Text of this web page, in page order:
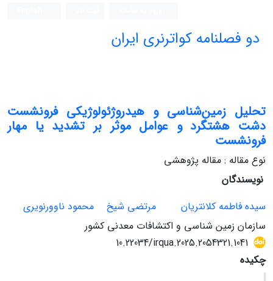
دو فصلنامه کواترنری ایران
تحلیل زمین‌شناسی و هیدروژئولوژیکی فرونشست
دشت هشتگرد و عوامل موثر بر تشدید یا مهار
فرونشست
نوع مقاله : مقاله پژوهشی
نویسندگان
سیده فاطمه کلانتریان
مرتضی شیخ
محمود ناوورنویری
سازمان زمین شناسی و اکتشافات معدنی کشور
10.22034/irqua.2025.2054321.1041
چکیده